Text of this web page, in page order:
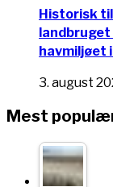
Historisk
havmiljøet
3. august
Mest